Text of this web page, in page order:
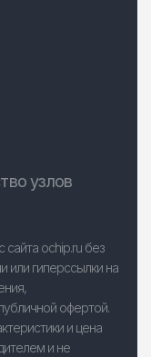
узлов
сайта ochip.ru без
или гиперссылки на
офертой.
и цена
и не